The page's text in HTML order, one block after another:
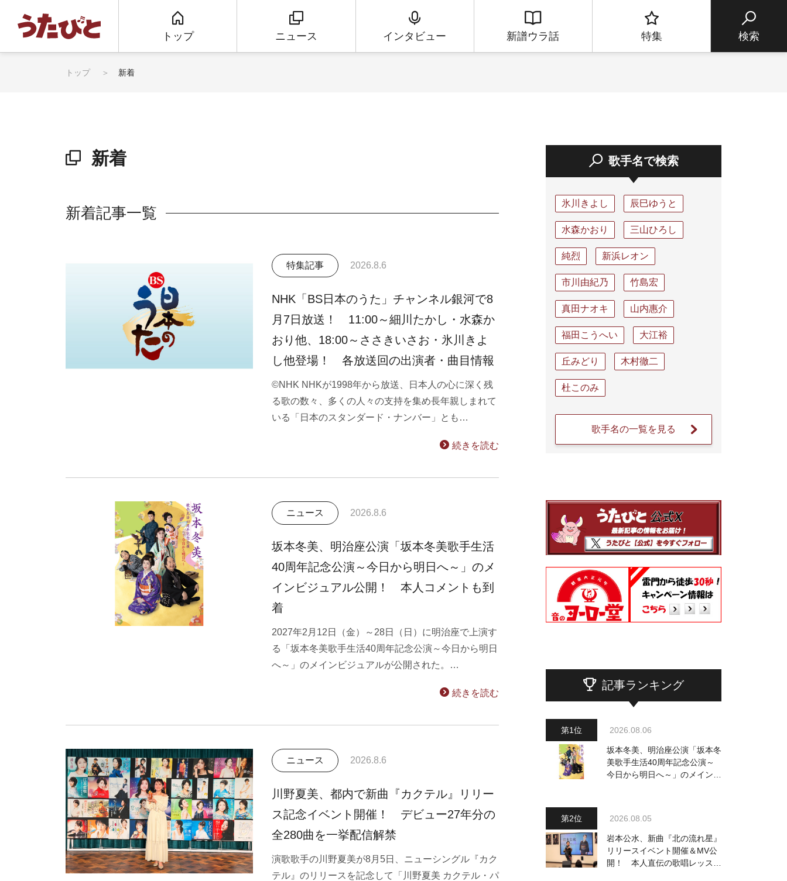
トップ ニュース インタビュー 新譜ウラ話 特集 検索
トップ 新着
新着
新着記事一覧
特集記事 2026.8.6
NHK「BS日本のうた」チャンネル銀河で8
月7日放送！ 11:00～細川たかし・水森か
おり他、18:00～ささきいさお・氷川きよ
し他登場！ 各放送回の出演者・曲目情報
©NHK NHKが1998年から放送、日本人の心に深く残
る歌の数々、多くの人々の支持を集め長年親しまれて
いる「日本のスタンダード・ナンバー」とも…
続きを読む
ニュース 2026.8.6
坂本冬美、明治座公演「坂本冬美歌手生活
40周年記念公演～今日から明日へ～」のメ
インビジュアル公開！ 本人コメントも到
着
2027年2月12日（金）～28日（日）に明治座で上演す
る「坂本冬美歌手生活40周年記念公演～今日から明日
へ～」のメインビジュアルが公開された。…
続きを読む
ニュース 2026.8.6
川野夏美、都内で新曲『カクテル』リリー
ス記念イベント開催！ デビュー27年分の
全280曲を一挙配信解禁
演歌歌手の川野夏美が8月5日、ニューシングル『カク
テル』のリリースを記念して「川野夏美 カクテル・パ
歌手名で検索
氷川きよし 辰巳ゆうと
水森かおり 三山ひろし
純烈 新浜レオン
市川由紀乃 竹島宏
真田ナオキ 山内惠介
福田こうへい 大江裕
丘みどり 木村徹二
杜このみ
歌手名の一覧を見る
記事ランキング
2026.08.06
坂本冬美、明治座公演「坂本冬
美歌手生活40周年記念公演～
今日から明日へ～」のメインビ
2026.08.05
岩本公水、新曲『北の流れ星』
リリースイベント開催＆MV公
開！ 本人直伝の歌唱レッスン